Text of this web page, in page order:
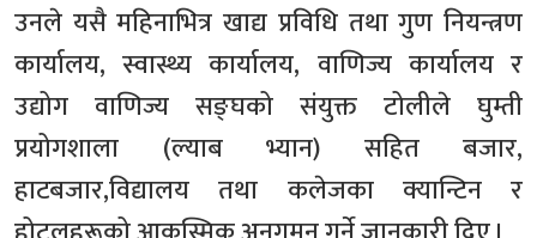
उनले यसै महिनाभित्र खाद्य प्रविधि तथा गुण नियन्त्रण
कार्यालय, स्वास्थ्य कार्यालय, वाणिज्य कार्यालय र
उद्योग वाणिज्य सङ्घको संयुक्त टोलीले घुम्ती
प्रयोगशाला (ल्याब भ्यान) सहित बजार,
हाटबजार,विद्यालय तथा कलेजका क्यान्टिन र